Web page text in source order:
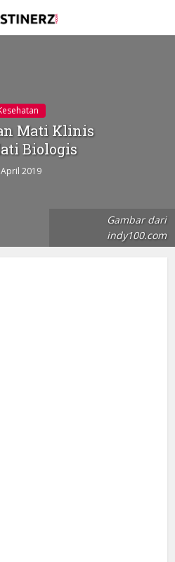
Mati Klinis
Biologis
2019
Gambar dari
indy100.com